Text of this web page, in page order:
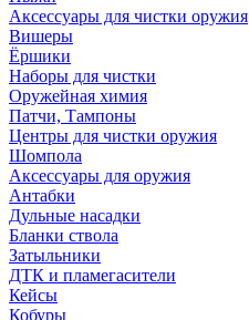
Аксессуары для чистки оружия
Вишеры
Ёршики
Наборы для чистки
Оружейная химия
Патчи, Тампоны
Центры для чистки оружия
Шомпола
Аксессуары для оружия
Антабки
Дульные насадки
Бланки ствола
Затыльники
ДТК и пламегасители
Кейсы
Кобуры